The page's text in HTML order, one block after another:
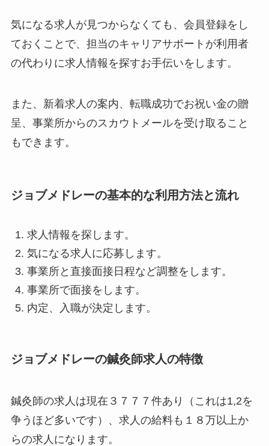
気になる求人が見つからなくても、会員登録をし
ておくことで、担当のキャリアサポートが利用者
の代わりに求人情報を探すお手伝いをします。
また、新着求人の案内、転職成功でお祝い金の贈
呈、事業所からのスカウトメールを受け取ること
もできます。
ジョブメドレーの基本的な利用方法と流れ
求人情報を探します。
気になる求人に応募します。
事業所と直接面接日程など調整をします。
事業所で面接をします。
内定、入職が決定します。
ジョブメドレーの鍼灸師求人の特徴
鍼灸師の求人は現在３７７７件あり（これは1,2を
争うほど多いです）、求人の給料も１８万以上か
らの求人になります。